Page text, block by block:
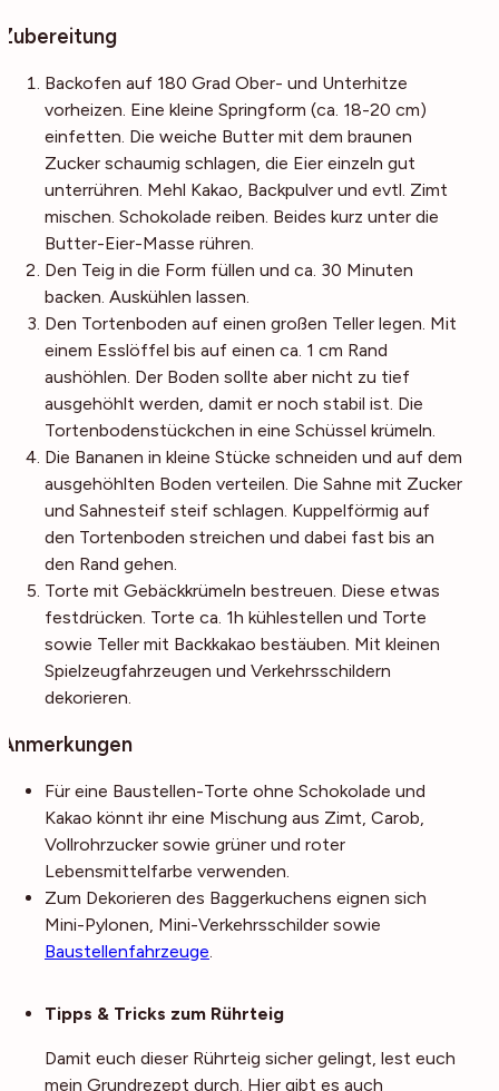
Zubereitung
Backofen auf 180 Grad Ober- und Unterhitze
vorheizen. Eine kleine Springform (ca. 18-20 cm)
einfetten. Die weiche Butter mit dem braunen
Zucker schaumig schlagen, die Eier einzeln gut
unterrühren. Mehl Kakao, Backpulver und evtl. Zimt
mischen. Schokolade reiben. Beides kurz unter die
Butter-Eier-Masse rühren.
Den Teig in die Form füllen und ca. 30 Minuten
backen. Auskühlen lassen.
Den Tortenboden auf einen großen Teller legen. Mit
einem Esslöffel bis auf einen ca. 1 cm Rand
aushöhlen. Der Boden sollte aber nicht zu tief
ausgehöhlt werden, damit er noch stabil ist. Die
Tortenbodenstückchen in eine Schüssel krümeln.
Die Bananen in kleine Stücke schneiden und auf dem
ausgehöhlten Boden verteilen. Die Sahne mit Zucker
und Sahnesteif steif schlagen. Kuppelförmig auf
den Tortenboden streichen und dabei fast bis an
den Rand gehen.
Torte mit Gebäckkrümeln bestreuen. Diese etwas
festdrücken. Torte ca. 1h kühlestellen und Torte
sowie Teller mit Backkakao bestäuben. Mit kleinen
Spielzeugfahrzeugen und Verkehrsschildern
dekorieren.
Anmerkungen
Für eine Baustellen-Torte ohne Schokolade und
Kakao könnt ihr eine Mischung aus Zimt, Carob,
Vollrohrzucker sowie grüner und roter
Lebensmittelfarbe verwenden.
Zum Dekorieren des Baggerkuchens eignen sich
Mini-Pylonen, Mini-Verkehrsschilder sowie
Baustellenfahrzeuge
Tipps & Tricks zum Rührteig
Damit euch dieser Rührteig sicher gelingt, lest euch
mein Grundrezept durch. Hier gibt es auch